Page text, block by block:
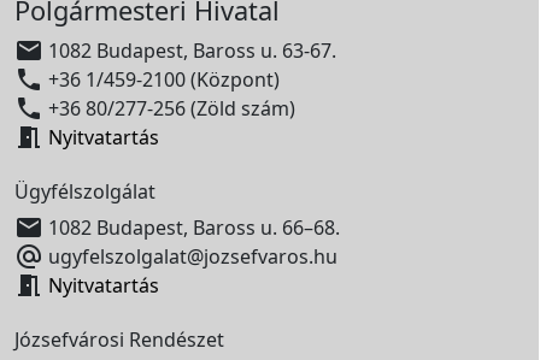
Polgármesteri Hivatal
 1082 Budapest, Baross u. 63-67.
 +36 1/459-2100 (Központ)
 +36 80/277-256 (Zöld szám)
 Nyitvatartás
Ügyfélszolgálat
 1082 Budapest, Baross u. 66–68.
 ugyfelszolgalat@jozsefvaros.hu
 Nyitvatartás
Józsefvárosi Rendészet